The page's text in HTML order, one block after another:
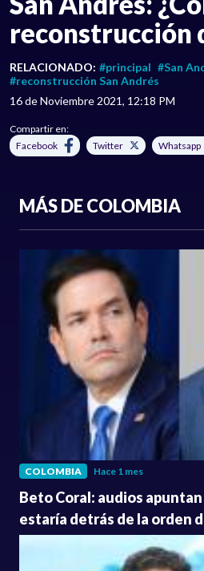
reconstrucción
RELACIONADO: #principal #San
#reconstrucción San Andrés
16 de Noviembre 2021, 12:18 PM
Compartir en:
Facebook
Twitter Whatsapp
MÁS DE COLOMBIA
COLOMBIA Hace 1 mes
Beto Coral: audios
estaría detrás de la orden